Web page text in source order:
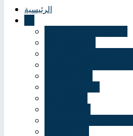
الرئيسية